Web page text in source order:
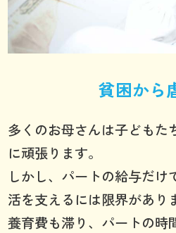
貧困から
多くのお母さんは子どもた
に頑張ります。
しかし、パートの給与だ
活を支えるには限界があり
養育費も滞り、パートの時